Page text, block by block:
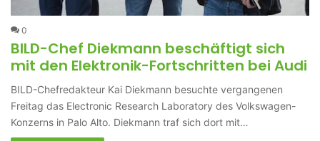
0
BILD-Chef Diekmann beschäftigt sich
mit den Elektronik-Fortschritten bei Audi
BILD-Chefredakteur Kai Diekmann besuchte vergangenen
Freitag das Electronic Research Laboratory des Volkswagen-
Konzerns in Palo Alto. Diekmann traf sich dort mit…